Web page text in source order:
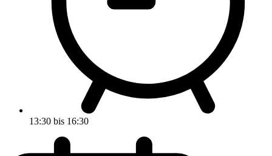
13:30 bis 16:30